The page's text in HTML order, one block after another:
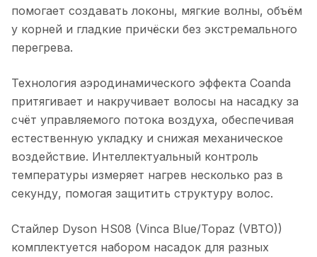
помогает создавать локоны, мягкие волны, объём
у корней и гладкие причёски без экстремального
перегрева.
Технология аэродинамического эффекта Coanda
притягивает и накручивает волосы на насадку за
счёт управляемого потока воздуха, обеспечивая
естественную укладку и снижая механическое
воздействие. Интеллектуальный контроль
температуры измеряет нагрев несколько раз в
секунду, помогая защитить структуру волос.
Стайлер Dyson HS08 (Vinca Blue/Topaz (VBTO))
комплектуется набором насадок для разных